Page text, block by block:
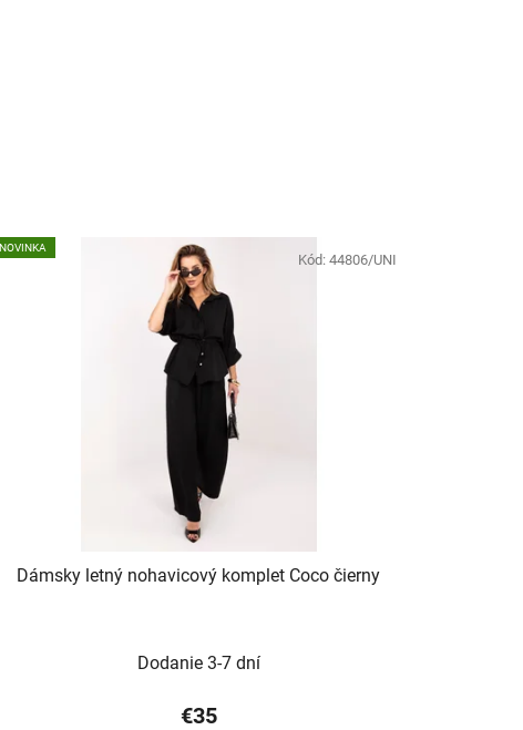
NOVINKA
Dámsky letný nohavicový komplet Coco čierny
Dodanie 3-7 dní
€35
Kód: 44806/UNI